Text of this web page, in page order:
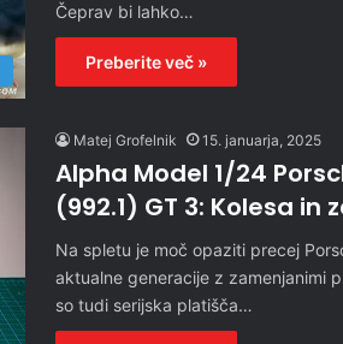
Čeprav bi lahko…
Preberite več »
Matej Grofelnik 15. januarja, 2025
Alpha Model 1/24
(992.1) GT 3: Kolesa in
Na spletu je moč opaziti precej
aktualne generacije z zamenjanimi
so tudi serijska platišča…